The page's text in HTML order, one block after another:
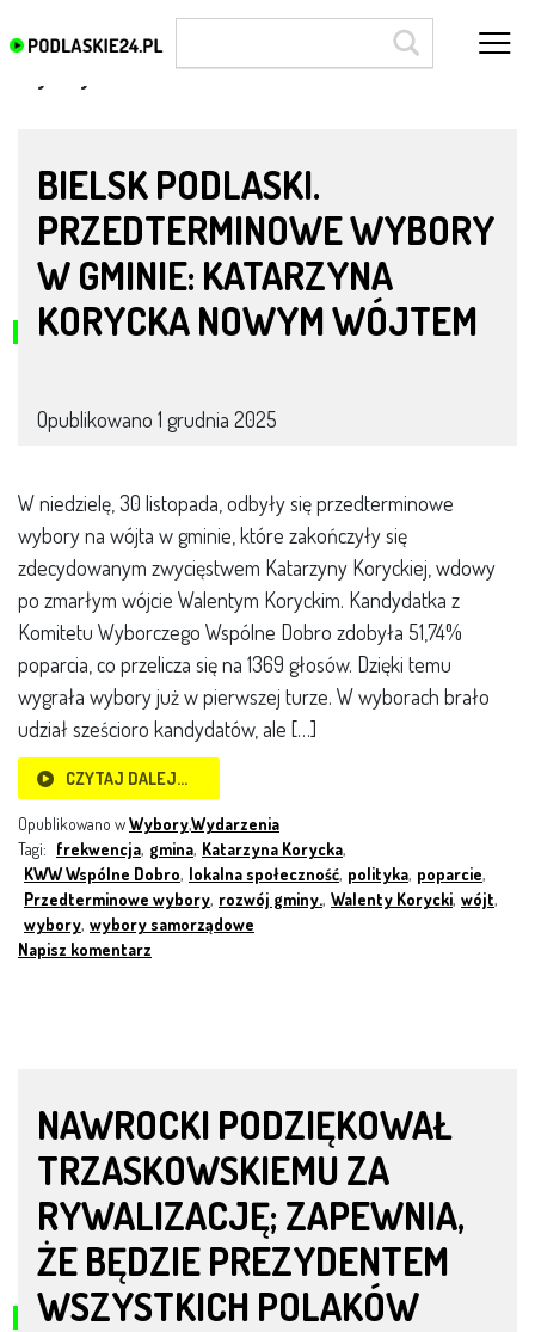
BIELSK PODLASKI.
PRZEDTERMINOWE WYBORY
W GMINIE: KATARZYNA
KORYCKA NOWYM WÓJTEM
Opublikowano 1 grudnia 2025
W niedzielę, 30 listopada, odbyły się przedterminowe
wybory na wójta w gminie, które zakończyły się
zdecydowanym zwycięstwem Katarzyny Koryckiej, wdowy
po zmarłym wójcie Walentym Koryckim. Kandydatka z
Komitetu Wyborczego Wspólne Dobro zdobyła 51,74%
poparcia, co przelicza się na 1369 głosów. Dzięki temu
wygrała wybory już w pierwszej turze. W wyborach brało
udział sześcioro kandydatów, ale […]
CZYTAJ DALEJ…
Opublikowano wWybory,Wydarzenia
Tagi: frekwencja, gmina, Katarzyna Korycka,
KWW Wspólne Dobro, lokalna społeczność, polityka, poparcie,
Przedterminowe wybory, rozwój gminy., Walenty Korycki, wójt,
wybory, wybory samorządowe
Napisz komentarz
NAWROCKI PODZIĘKOWAŁ
TRZASKOWSKIEMU ZA
RYWALIZACJĘ; ZAPEWNIA,
ŻE BĘDZIE PREZYDENTEM
WSZYSTKICH POLAKÓW